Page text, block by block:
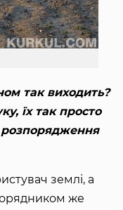
так виходить?
їх так просто
землі, а
же